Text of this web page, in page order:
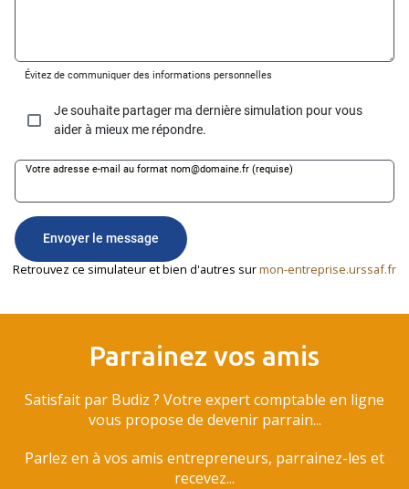
Retrouvez ce simulateur et bien d'autres surmon-entreprise.urssaf.fr
Parrainez vos amis
Satisfait par Budiz ? Votre expert comptable en ligne
vous propose de devenir parrain...
Parlez en à vos amis entrepreneurs, parrainez-les et
recevez...